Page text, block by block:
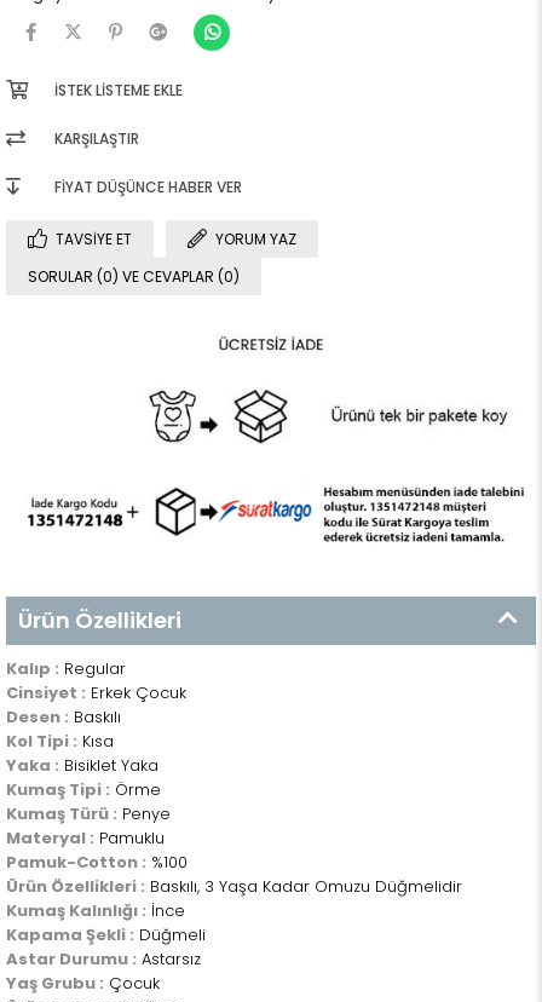
İSTEK LISTEME EKLE
KARŞILAŞTIR
FIYAT DÜŞÜNCE HABER VER
TAVSIYE ET
YORUM YAZ
SORULAR (0) VE CEVAPLAR (0)
Ürün Özellikleri
Kalıp : Regular
Cinsiyet : Erkek Çocuk
Desen : Baskılı
Kol Tipi : Kısa
Yaka : Bisiklet Yaka
Kumaş Tipi : Örme
Kumaş Türü : Penye
Materyal : Pamuklu
Pamuk-Cotton : %100
Ürün Özellikleri : Baskılı, 3 Yaşa Kadar Omuzu Düğmelidir
Kumaş Kalınlığı : İnce
Kapama Şekli : Düğmeli
Astar Durumu : Astarsız
Yaş Grubu : Çocuk